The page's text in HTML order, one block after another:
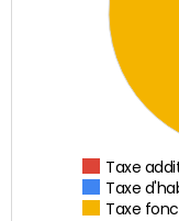
Taxe
Taxe
Taxe